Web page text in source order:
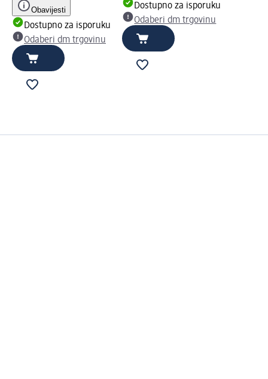
Obavijesti
Dostupno za isporuku
Odaberi dm trgovinu
Dostupno za isporuku
Odaberi dm trgovinu